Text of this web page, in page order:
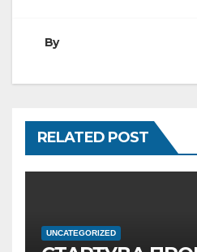
By
RELATED POST
UNCATEGORIZED